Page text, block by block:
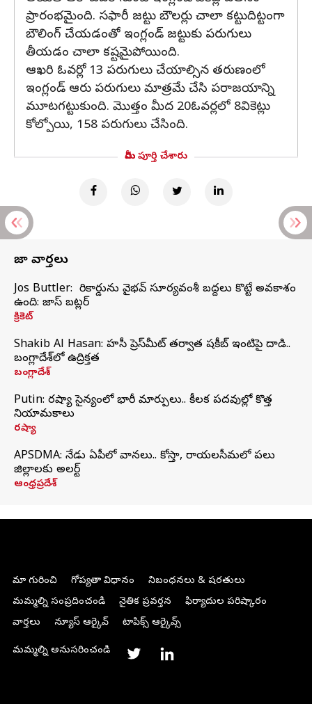
ప్రారంభమైంది. సఫారీ జట్టు బౌలర్లు చాలా కట్టుదిట్టంగా
బౌలింగ్ చేయడంతో ఇంగ్లండ్ జట్టుకు పరుగులు
తీయడం చాలా కష్టమైపోయింది.
ఆఖరి ఓవర్లో 13 పరుగులు చేయాల్సిన తరుణంలో
ఇంగ్లండ్ ఆరు పరుగులు మాత్రమే చేసి పరాజయాన్ని
మూటగట్టుకుంది. మొత్తం మీద 20ఓవర్లలో 8వికెట్లు
కోల్పోయి, 158 పరుగులు చేసింది.
మీరు పూర్తి చేశారు
తాజా వార్తలు
Jos Buttler: నా రికార్డును వైభవ్ సూర్యవంశీ బద్దలు కొట్టే అవకాశం
ఉంది: జాస్ బట్లర్
క్రికెట్
Shakib Al Hasan: హసీనా ప్రెస్‌మీట్‌ తర్వాత షకీబ్‌ ఇంటిపై దాడి..
బంగ్లాదేశ్‌లో ఉద్రిక్తత
బంగ్లాదేశ్
Putin: రష్యా సైన్యంలో భారీ మార్పులు.. కీలక పదవుల్లో కొత్త
నియామకాలు
రష్యా
APSDMA: నేడు ఏపీలో వానలు.. కోస్తా, రాయలసీమలో పలు
జిల్లాలకు అలర్ట్
ఆంధ్రప్రదేశ్
మా గురించి గోప్యతా విధానం
నిబంధనలు & షరతులు
మమ్మల్ని సంప్రదించండి
నైతిక ప్రవర్తన
ఫిర్యాదుల పరిష్కారం
వార్తలు
న్యూస్ ఆర్కైవ్ టాపిక్స్ ఆర్కైవ్స్
మమ్మల్ని అనుసరించండి